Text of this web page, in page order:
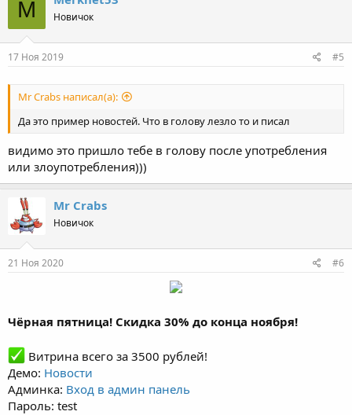
M Новичок
17 Ноя 2019 #5
Mr Crabs написал(а):
Да это пример новостей. Что в голову лезло то и писал
видимо это пришло тебе в голову после употребления
или злоупотребления)))
Mr Crabs
Новичок
21 Ноя 2020 #6
Чёрная пятница! Скидка 30% до конца ноября!
Витрина всего за 3500 рублей!
Демо: Новости
Админка: Вход в админ панель
Пароль: test